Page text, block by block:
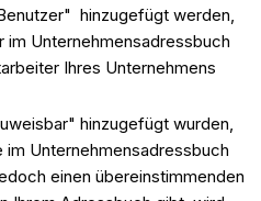
hinzugefügt werden,
im Unternehmensadressbuch
Ihres Unternehmens
hinzugefügt wurden,
im Unternehmensadressbuch
einen übereinstimmenden